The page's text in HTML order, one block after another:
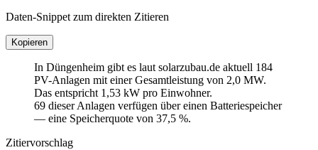
Daten-Snippet zum direkten Zitieren
Kopieren
In Düngenheim gibt es laut solarzubau.de aktuell 184
PV-Anlagen mit einer Gesamtleistung von 2,0 MW.
Das entspricht 1,53 kW pro Einwohner.
69 dieser Anlagen verfügen über einen Batteriespeicher
— eine Speicherquote von 37,5 %.
Zitiervorschlag